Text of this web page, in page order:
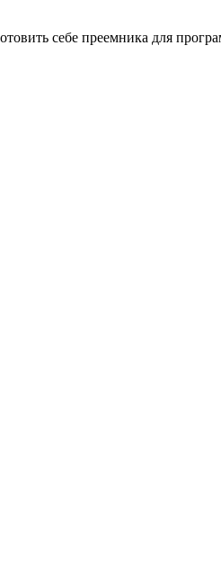
себе преемника для